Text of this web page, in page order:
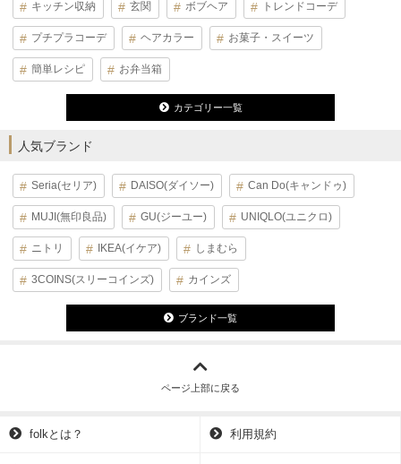
キッチン収納 玄関 ボブヘア トレンドコーデ
プチプラコーデ ヘアカラー お菓子・スイーツ
簡単レシピ お弁当箱
カテゴリー一覧
人気ブランド
Seria(セリア) DAISO(ダイソー) Can Do(キャンドゥ)
MUJI(無印良品) GU(ジーユー) UNIQLO(ユニクロ)
ニトリ IKEA(イケア) しまむら
3COINS(スリーコインズ) カインズ
ブランド一覧
ページ上部に戻る
folkとは？ 利用規約